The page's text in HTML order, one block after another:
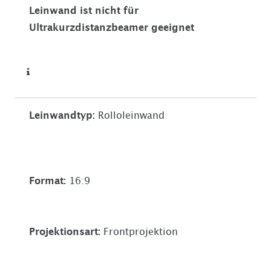
Leinwand ist nicht für
Ultrakurzdistanzbeamer geeignet
Leinwandtyp: Rolloleinwand
Format: 16:9
Projektionsart: Frontprojektion